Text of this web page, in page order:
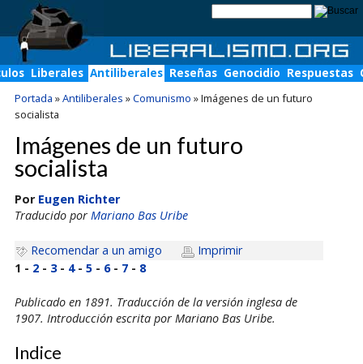
Liberales Antiliberales Reseñas Genocidio Respuestas
Portada »Antiliberales »Comunismo »Imágenes de un futuro
socialista
Imágenes de un futuro
socialista
Por Eugen Richter
Traducido por Mariano Bas Uribe
Recomendar a un amigo
Imprimir
1 - 2- 3- 4- 5- 6- 7- 8
Publicado en 1891. Traducción de la versión inglesa de
1907. Introducción escrita por Mariano Bas Uribe.
Indice